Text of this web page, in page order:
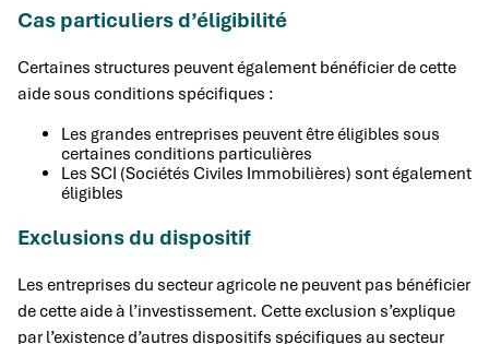
Cas particuliers d’éligibilité
Certaines structures peuvent également bénéficier de cette
aide sous conditions spécifiques :
Les grandes entreprises peuvent être éligibles sous
certaines conditions particulières
Les SCI (Sociétés Civiles Immobilières) sont également
éligibles
Exclusions du dispositif
Les entreprises du secteur agricole ne peuvent pas bénéficier
de cette aide à l’investissement. Cette exclusion s’explique
par l’existence d’autres dispositifs spécifiques au secteur